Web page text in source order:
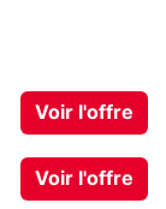
Voir l'offre
Voir l'offre